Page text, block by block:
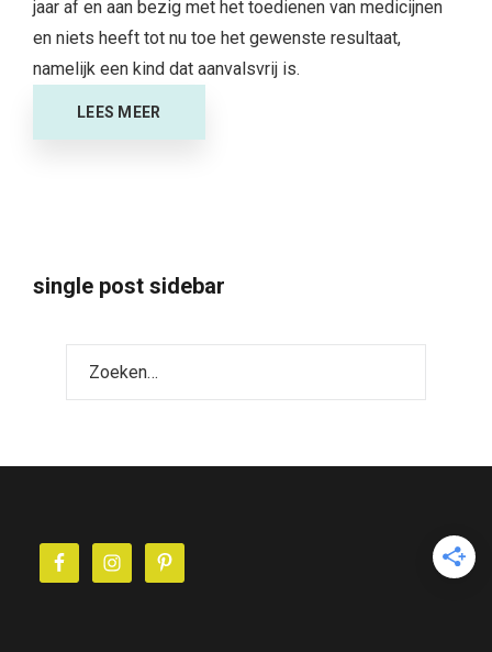
jaar af en aan bezig met het toedienen van medicijnen
en niets heeft tot nu toe het gewenste resultaat,
namelijk een kind dat aanvalsvrij is.
LEES MEER
single post sidebar